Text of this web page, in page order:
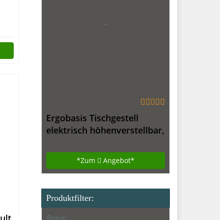
Ergobasis Tischgestell
elektrisch höhenverstellbar,
*Zum Angebot*
Produktfilter: